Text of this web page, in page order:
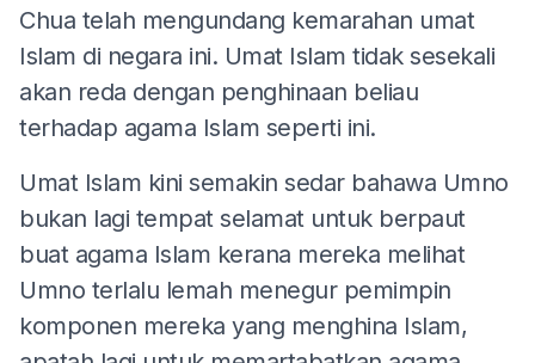
Chua telah mengundang kemarahan umat
Islam di negara ini. Umat Islam tidak sesekali
akan reda dengan penghinaan beliau
terhadap agama Islam seperti ini.
Umat Islam kini semakin sedar bahawa Umno
bukan lagi tempat selamat untuk berpaut
buat agama Islam kerana mereka melihat
Umno terlalu lemah menegur pemimpin
komponen mereka yang menghina Islam,